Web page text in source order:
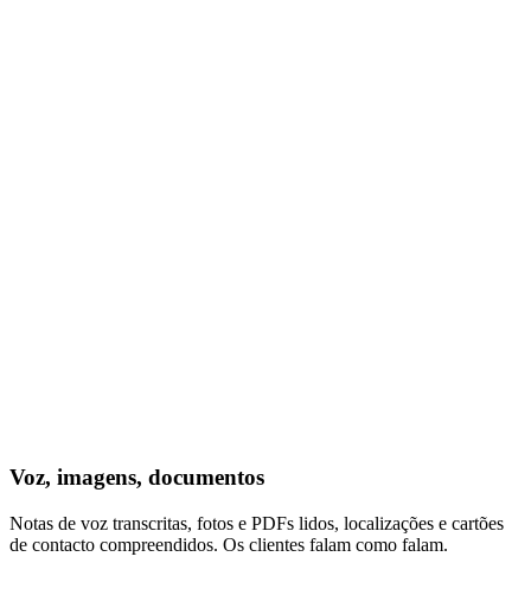
Voz, imagens, documentos
Notas de voz transcritas, fotos e PDFs lidos, localizações e cartões
de contacto compreendidos. Os clientes falam como falam.